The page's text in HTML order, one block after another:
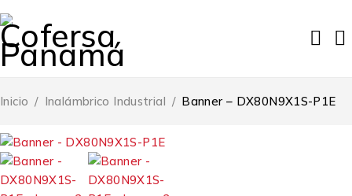
Inicio / Inalámbrico Industrial / Banner – DX80N9X1S-P1E